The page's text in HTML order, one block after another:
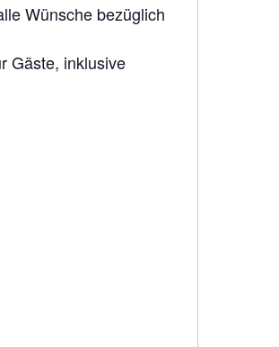
Wünsche bezüglich
Gäste, inklusive